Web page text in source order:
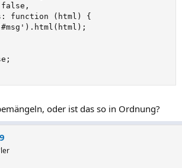
function (html) {
oder ist das so in Ordnung?